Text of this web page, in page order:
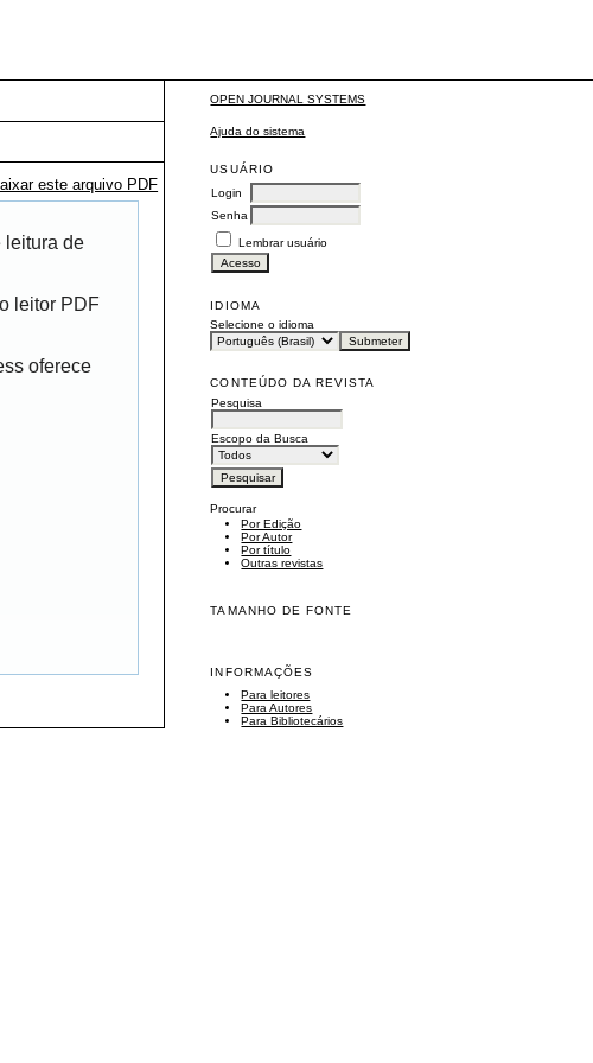
OPEN JOURNAL SYSTEMS
Ajuda do sistema
USUÁRIO
Login
Senha
Lembrar usuário
IDIOMA
Selecione o idioma
CONTEÚDO DA REVISTA
Pesquisa
Escopo da Busca
Procurar
Por Edição
Por Autor
Por título
Outras revistas
TAMANHO DE FONTE
INFORMAÇÕES
Para leitores
Para Autores
Para Bibliotecários
este arquivo PDF
leitura de
leitor PDF
oferece